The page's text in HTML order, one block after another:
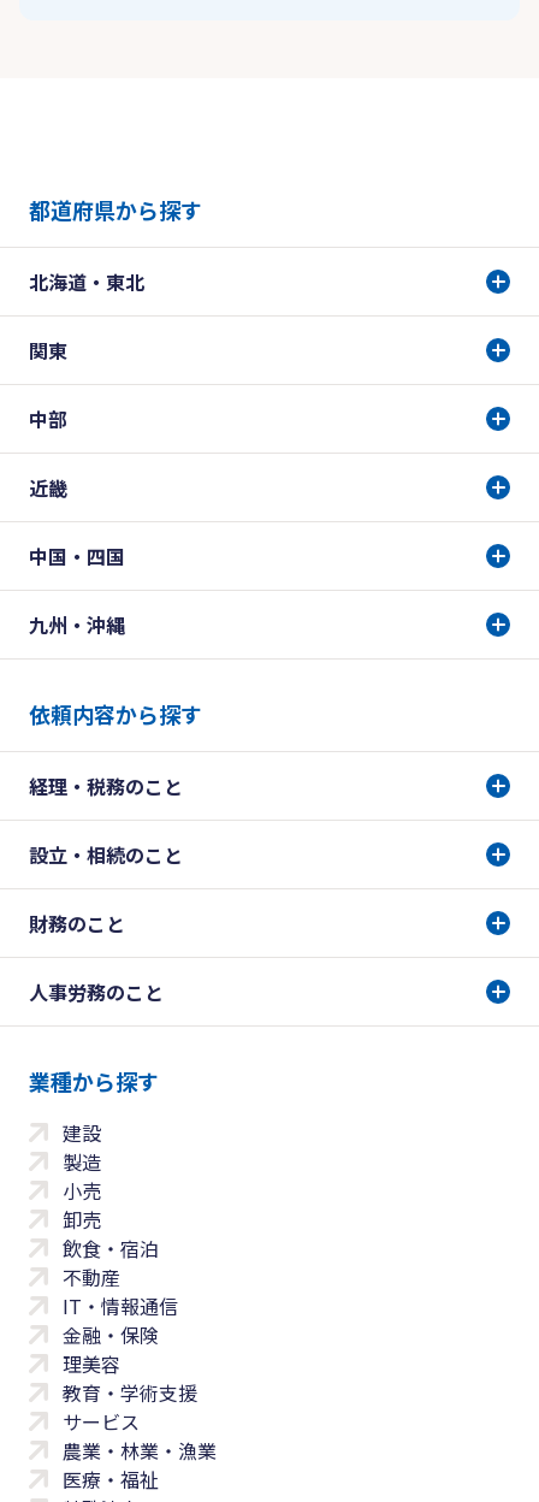
都道府県から探す
北海道・東北
関東
中部
近畿
中国・四国
九州・沖縄
依頼内容から探す
経理・税務のこと
設立・相続のこと
財務のこと
人事労務のこと
業種から探す
建設
製造
小売
卸売
飲食・宿泊
不動産
IT・情報通信
金融・保険
理美容
教育・学術支援
サービス
農業・林業・漁業
医療・福祉